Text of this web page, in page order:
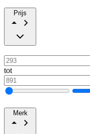
Prijs
tot
Merk